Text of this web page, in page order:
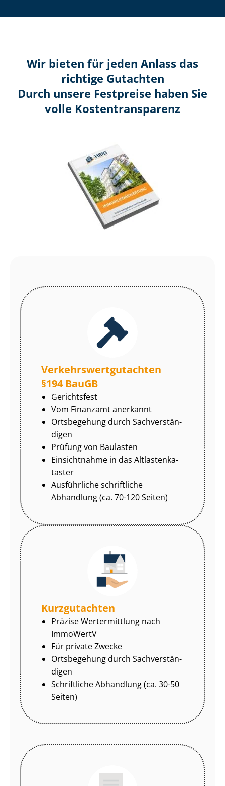
Wir bieten für jeden Anlass das
richtige Gutachten
Durch unsere Festpreise haben Sie
volle Kosten­transparenz
Ver­kehrs­wert­gut­ach­ten
§194 BauGB
Gerichtsfest
Vom Finanzamt anerkannt
Ortsbegehung durch Sach­ver­stän­
di­gen
Prüfung von Baulasten
Einsichtnahme in das Alt­las­ten­ka­
tas­ter
Ausführliche schriftliche
Abhandlung (ca. 70-120 Seiten)
Kurzgutachten
Präzise Wertermittlung nach
ImmoWertV
Für private Zwecke
Ortsbegehung durch Sach­ver­stän­
di­gen
Schriftliche Abhandlung (ca. 30-50
Seiten)